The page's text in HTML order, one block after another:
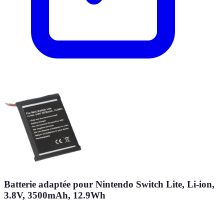
Batterie adaptée pour Nintendo Switch Lite, Li-ion,
3.8V, 3500mAh, 12.9Wh